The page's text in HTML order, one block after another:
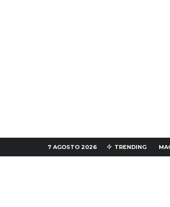
7 AGOSTO 2026 TRENDING